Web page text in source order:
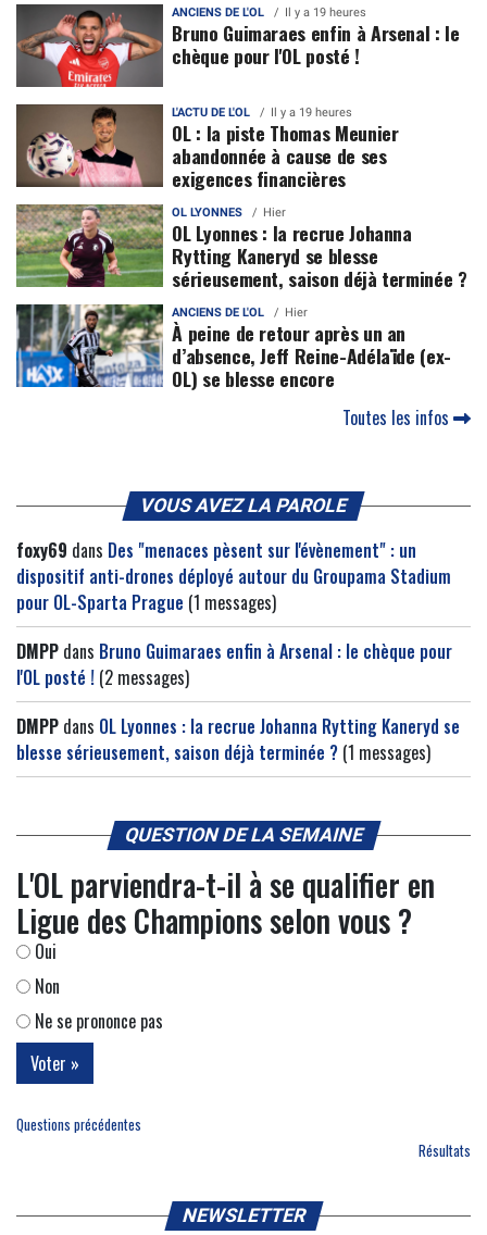
ANCIENS DE L'OL Il y a 19 heures
Bruno Guimaraes enfin à Arsenal : le
chèque pour l'OL posté !
L'ACTU DE L'OL Il y a 19 heures
OL : la piste Thomas Meunier
abandonnée à cause de ses
exigences financières
OL LYONNES Hier
OL Lyonnes : la recrue Johanna
Rytting Kaneryd se blesse
sérieusement, saison déjà terminée ?
ANCIENS DE L'OL Hier
À peine de retour après un an
d’absence, Jeff Reine-Adélaïde (ex-
OL) se blesse encore
Toutes les infos
VOUS AVEZ LA PAROLE
foxy69 dans Des "menaces pèsent sur l'évènement" : un
dispositif anti-drones déployé autour du Groupama Stadium
pour OL-Sparta Prague (1 messages)
DMPP dans Bruno Guimaraes enfin à Arsenal : le chèque pour
l'OL posté ! (2 messages)
DMPP dans OL Lyonnes : la recrue Johanna Rytting Kaneryd se
blesse sérieusement, saison déjà terminée ? (1 messages)
QUESTION DE LA SEMAINE
L'OL parviendra-t-il à se qualifier en
Ligue des Champions selon vous ?
Oui
Non
Ne se prononce pas
Questions précédentes
Résultats
NEWSLETTER